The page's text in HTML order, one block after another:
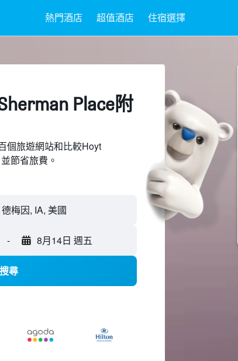
熱門酒店 超值酒店 住宿選擇
Place附
個旅遊網站和比較Hoyt
節省旅費。
- 8月14日 週五
搜尋